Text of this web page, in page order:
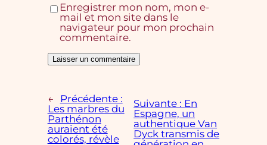
Enregistrer mon nom, mon e-
mail et mon site dans le
navigateur pour mon prochain
commentaire.
←
Précédente :
Les marbres du
Parthénon
auraient été
colorés, révèle
Suivante : En
Espagne, un
authentique Van
Dyck transmis de